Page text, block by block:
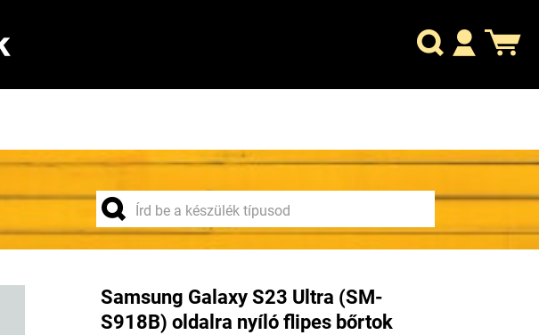
Samsung Galaxy S23 Ultra (SM-
S918B) oldalra nyíló flipes bőrtok